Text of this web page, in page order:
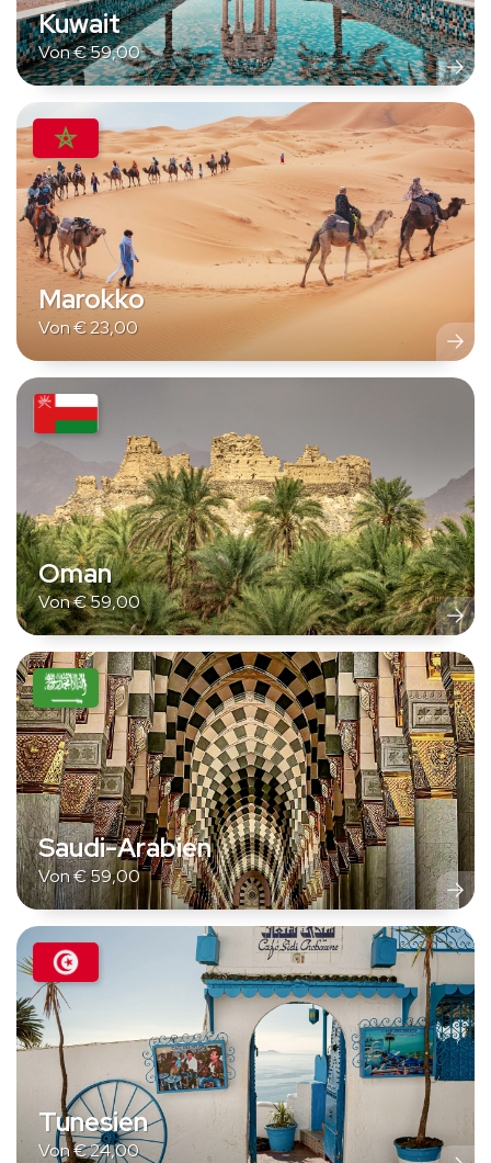
Kuwait
Von€59,00
Marokko
Von€23,00
Oman
Von€59,00
Saudi-Arabien
Von€59,00
Tunesien
Von€24,00